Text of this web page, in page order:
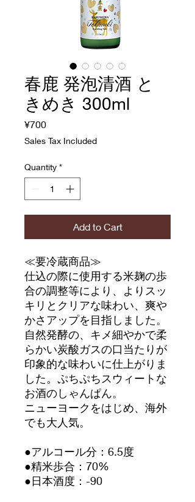
春鹿 発泡清酒 と
きめき 300ml
¥700Price
Sales Tax Included
Quantity *
Add to Cart
≪要冷蔵商品≫
仕込の際に使用する米麹の歩
合の調整等により、よりスッ
キリとクリアな味わい、爽や
かさアップを目指しました。
自然発酵の、キメ細やかで柔
らかい炭酸ガスの口当たりが
印象的な味わいに仕上がりま
した。ぷちぷちスウィートな
お酒のしゃんぱん。
ニューヨークをはじめ、海外
でも大人気。
●アルコール分：6.5度
●精米歩合：70%
●日本酒度：-90